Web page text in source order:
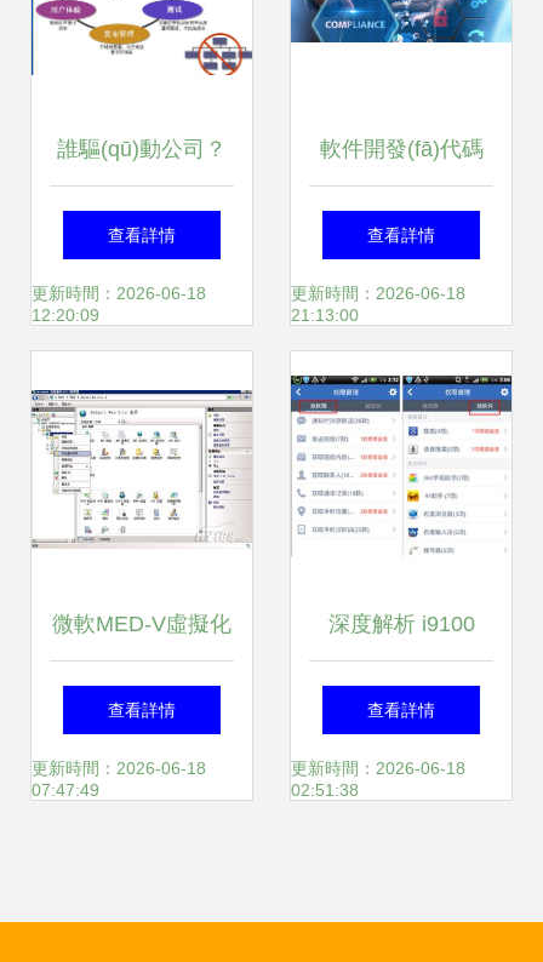
誰驅(qū)動公司？
上帝賜予食物，魔
鬼送來廚師——軟
與突圍
查看詳情
更新時間：2026-06-18
12:20:09
軟件開發(fā)代碼
安全秘籍 如何使用
SEI CERT C保護
查看詳情
更新時間：2026-06-18
21:13:00
微軟MED-V虛擬化
實戰(zhàn)攻略之
服務(wù)器配置與
查看詳情
更新時間：2026-06-18
07:47:49
深度解析 i9100
Android網(wǎng)
絡(luò)服務(wù)1.5
查看詳情
更新時間：2026-06-18
02:51:38